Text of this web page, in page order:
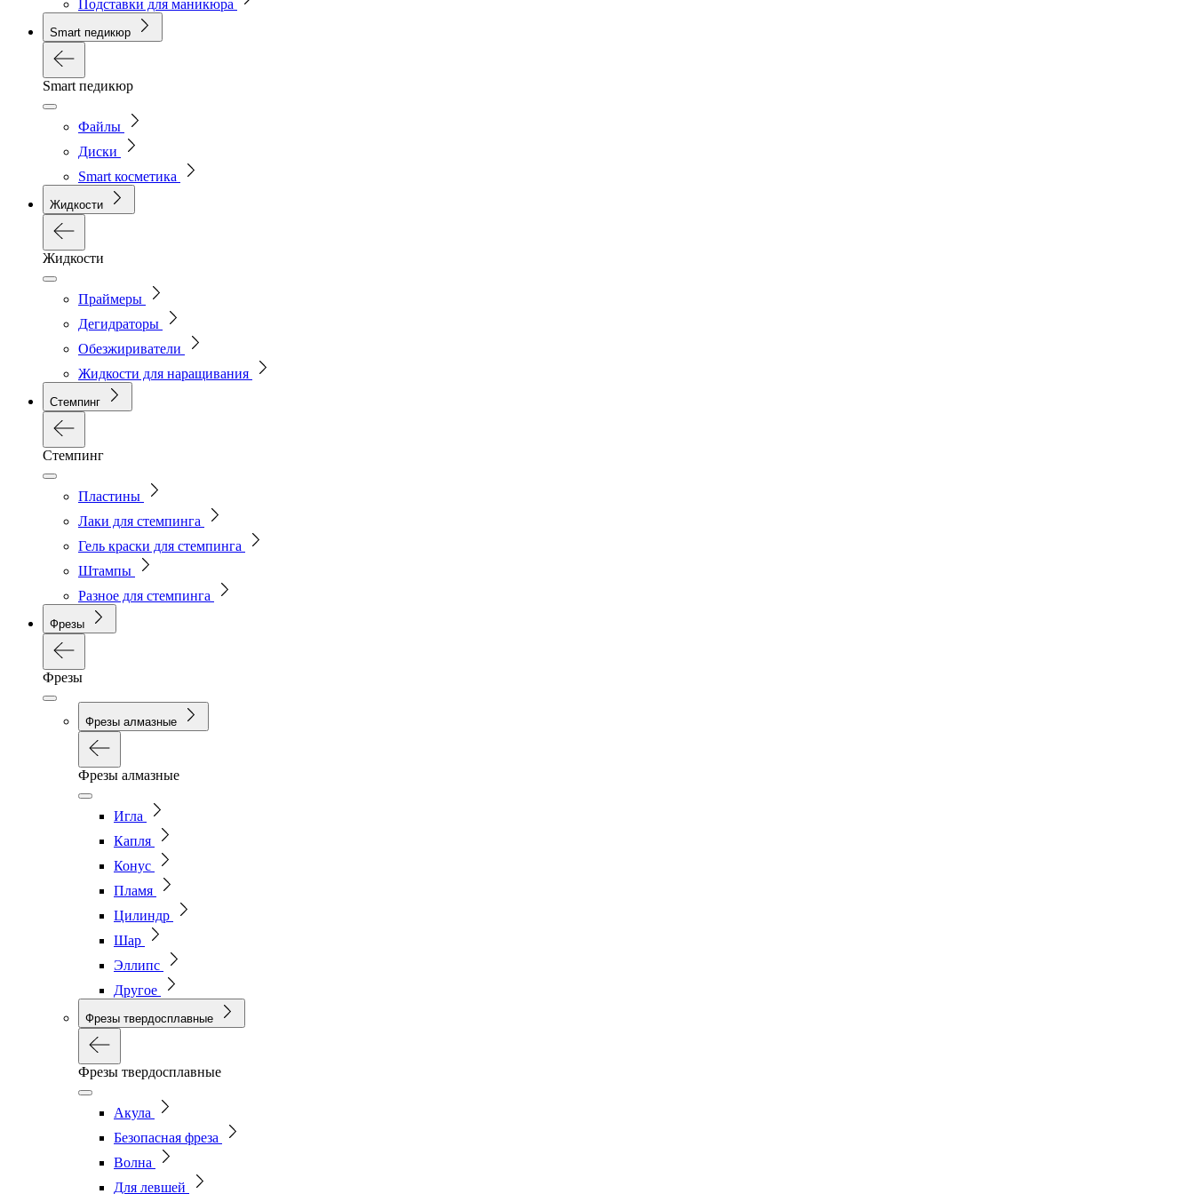
Подставки для маникюра
Smart педикюр
Smart педикюр
Файлы
Диски
Smart косметика
Жидкости
Жидкости
Праймеры
Дегидраторы
Обезжириватели
Жидкости для наращивания
Стемпинг
Стемпинг
Пластины
Лаки для стемпинга
Гель краски для стемпинга
Штампы
Разное для стемпинга
Фрезы
Фрезы
Фрезы алмазные
Фрезы алмазные
Игла
Капля
Конус
Пламя
Цилиндр
Шар
Эллипс
Другое
Фрезы твердосплавные
Фрезы твердосплавные
Акула
Безопасная фреза
Волна
Для левшей